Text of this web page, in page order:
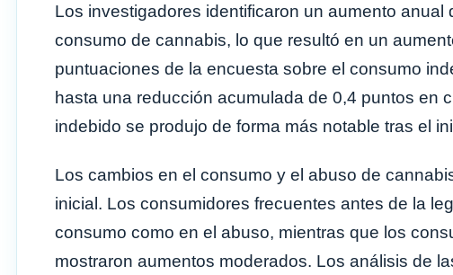
Los investigadores identificaron un aumento
consumo de cannabis, lo que resultó en un
puntuaciones de la encuesta sobre el consumo
hasta una reducción acumulada de 0,4 puntos en
indebido se produjo de forma más notable tras el
Los cambios en el consumo y el abuso de
inicial. Los consumidores frecuentes antes de la
consumo como en el abuso, mientras que los
mostraron aumentos moderados. Los análisis de